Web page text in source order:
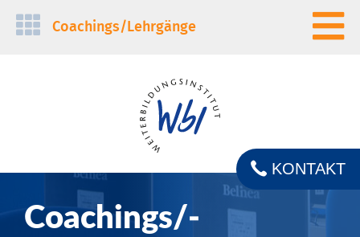
Navigation
Coachings/­Lehrgänge
Coachings/­
KONTAKT